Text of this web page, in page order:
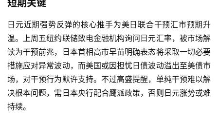
短期关键
日元近期强势反弹的核心推手为美日联合干预汇市预期升
温。上周五纽约联储致电金融机构询问日元汇率，被市场解
读为干预前兆，日本首相高市早苗明确表态将采取一切必要
措施应对异常波动，而美国或因担忧日债波动溢出至美债市
场，对干预行为默许支持。不过高盛提醒，单纯干预难以解
决根本问题，需日本央行配合鹰派政策，否则日元涨势或难
持续。